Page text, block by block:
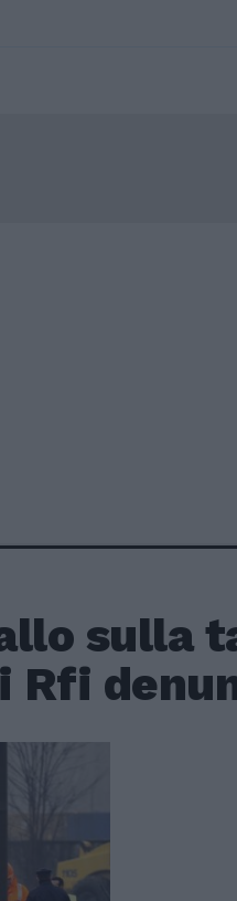
sulla
Rfi